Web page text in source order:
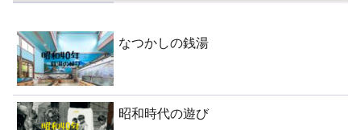
なつかしの銭湯
昭和時代の遊び